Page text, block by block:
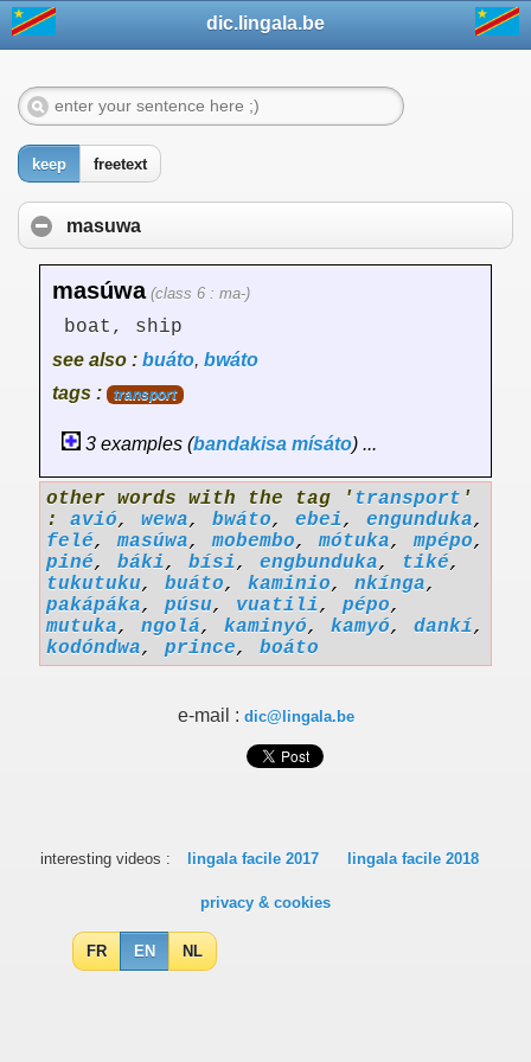
dic.lingala.be
keep freetext
masuwa
masúwa (class 6 : ma-)
boat, ship
see also : buáto, bwáto
tags :
transport
3 examples (bandakisa mísáto) ...
other words with the tag ' transport '
: avió, wewa, bwáto, ebei, engunduka,
felé,masúwa,mobembo,mótuka,mpépo,
piné, báki, bísi, engbunduka, tiké,
tukutuku, buáto, kaminio, nkínga,
pakápáka, púsu, vuatili, pépo,
mutuka, ngolá, kaminyó, kamyó, dankí,
kodóndwa, prince, boáto
e-mail : dic@lingala.be
interesting videos : lingala facile 2017 lingala facile 2018
privacy & cookies
FR EN NL